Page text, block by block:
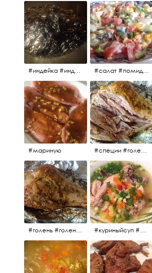
#индейка #индейкавфольге #еда #мясоиндейки 🚀 #салат #помидоры #яйцо #огурцы #зелень #кинза #петрушка #укроп #сметана #соль #витамины
#мариную #специи #голень #голеньиндейки #индейка #мясо #еда #завтрак #голеньиндейкивфольге
#голень #голеньиндейки #голеньиндейкивфольге #индейка #завтрак #еда #мясо #куриныйсуп #еда #ужин #можнокушать